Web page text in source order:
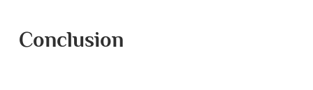
Conclusion